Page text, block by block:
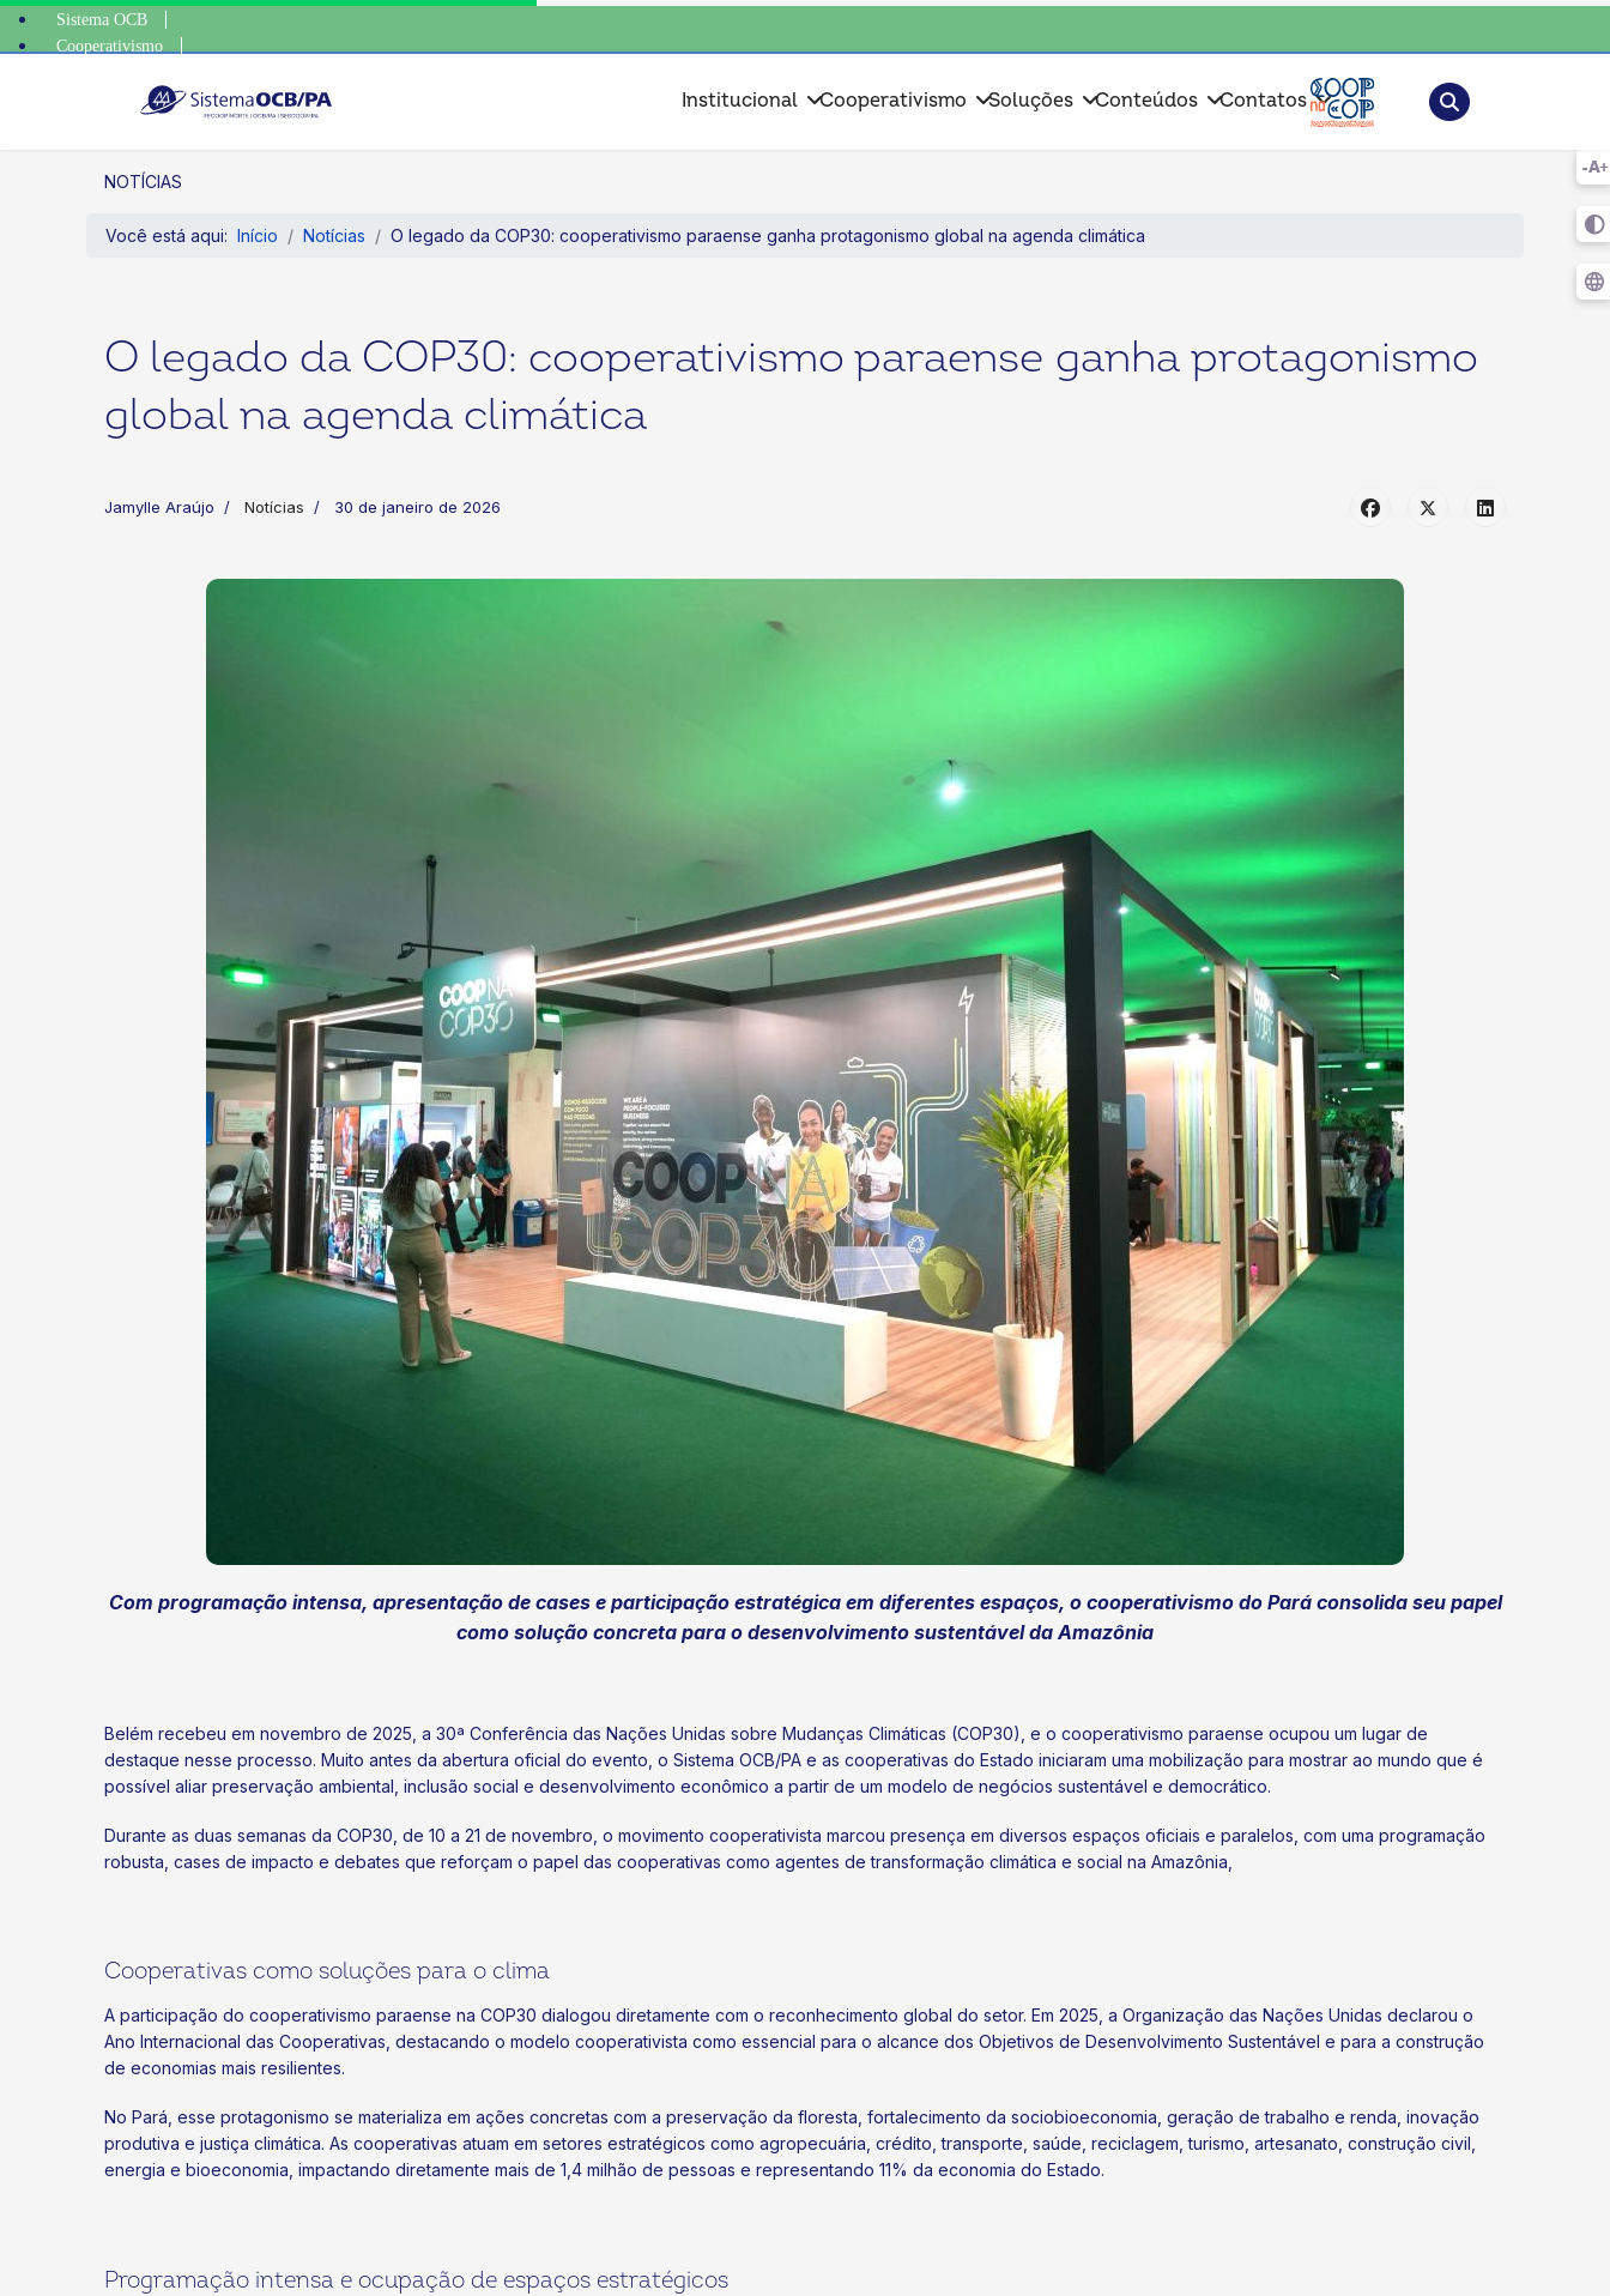
Sistema OCB
Cooperativismo
Institucional Cooperativismo Soluções Conteúdos Contatos Pesquisar
NOTÍCIAS
Você está aqui: Início Notícias O legado da COP30: cooperativismo paraense ganha protagonismo global na agenda climática
O legado da COP30: cooperativismo paraense ganha protagonismo
global na agenda climática
Jamylle Araújo Notícias 30 de janeiro de 2026
Com programação intensa, apresentação de cases e participação estratégica em diferentes espaços, o cooperativismo do Pará consolida seu papel
como solução concreta para o desenvolvimento sustentável da Amazônia
Belém recebeu em novembro de 2025, a 30ª Conferência das Nações Unidas sobre Mudanças Climáticas (COP30), e o cooperativismo paraense ocupou um lugar de
destaque nesse processo. Muito antes da abertura oficial do evento, o Sistema OCB/PA e as cooperativas do Estado iniciaram uma mobilização para mostrar ao mundo que é
possível aliar preservação ambiental, inclusão social e desenvolvimento econômico a partir de um modelo de negócios sustentável e democrático.
Durante as duas semanas da COP30, de 10 a 21 de novembro, o movimento cooperativista marcou presença em diversos espaços oficiais e paralelos, com uma programação
robusta, cases de impacto e debates que reforçam o papel das cooperativas como agentes de transformação climática e social na Amazônia,
Cooperativas como soluções para o clima
A participação do cooperativismo paraense na COP30 dialogou diretamente com o reconhecimento global do setor. Em 2025, a Organização das Nações Unidas declarou o
Ano Internacional das Cooperativas, destacando o modelo cooperativista como essencial para o alcance dos Objetivos de Desenvolvimento Sustentável e para a construção
de economias mais resilientes.
No Pará, esse protagonismo se materializa em ações concretas com a preservação da floresta, fortalecimento da sociobioeconomia, geração de trabalho e renda, inovação
produtiva e justiça climática. As cooperativas atuam em setores estratégicos como agropecuária, crédito, transporte, saúde, reciclagem, turismo, artesanato, construção civil,
energia e bioeconomia, impactando diretamente mais de 1,4 milhão de pessoas e representando 11% da economia do Estado.
Programação intensa e ocupação de espaços estratégicos